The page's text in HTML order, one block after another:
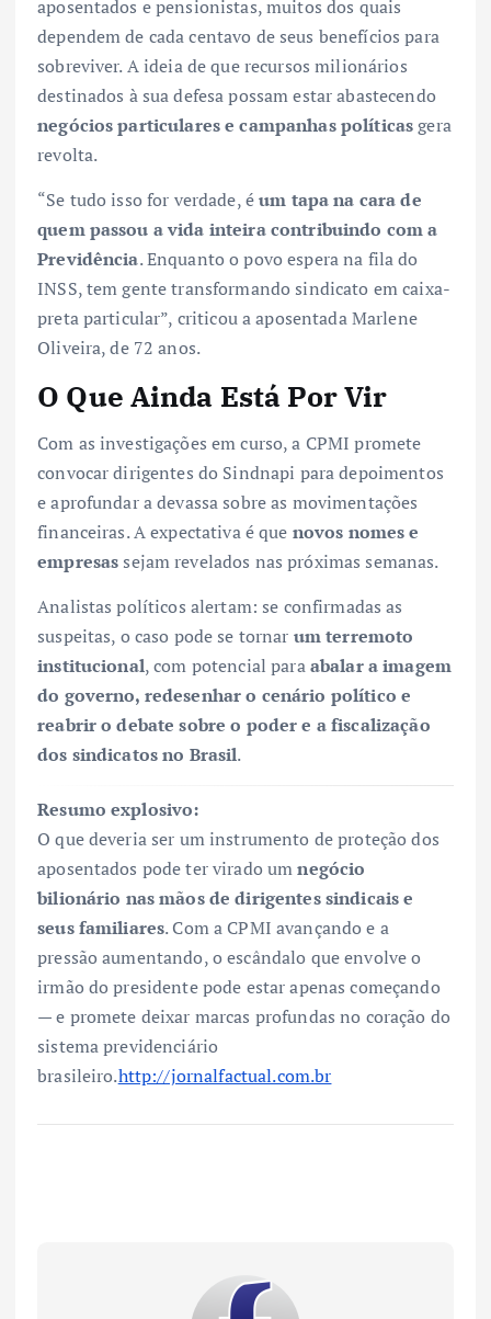
aposentados e pensionistas, muitos dos quais
dependem de cada centavo de seus benefícios para
sobreviver. A ideia de que recursos milionários
destinados à sua defesa possam estar abastecendo
negócios particulares e campanhas políticasgera
revolta.
“Se tudo isso for verdade, éum tapa na cara de
quem passou a vida inteira contribuindo com a
Previdência. Enquanto o povo espera na fila do
INSS, tem gente transformando sindicato em caixa-
preta particular”, criticou a aposentada Marlene
Oliveira, de 72 anos.
O Que Ainda Está Por Vir
Com as investigações em curso, a CPMI promete
convocar dirigentes do Sindnapi para depoimentos
e aprofundar a devassa sobre as movimentações
financeiras. A expectativa é que novos nomes e
empresassejam revelados nas próximas semanas.
Analistas políticos alertam: se confirmadas as
suspeitas, o caso pode se tornar um terremoto
institucional, com potencial paraabalar a imagem
do governo, redesenhar o cenário político e
reabrir o debate sobre o poder e a fiscalização
dos sindicatos no Brasil.
Resumo explosivo:
O que deveria ser um instrumento de proteção dos
aposentados pode ter virado umnegócio
bilionário nas mãos de dirigentes sindicais e
seus familiares. Com a CPMI avançando e a
pressão aumentando, o escândalo que envolve o
irmão do presidente pode estar apenas começando
— e promete deixar marcas profundas no coração do
sistema previdenciário
brasileiro.http://jornalfactual.com.br